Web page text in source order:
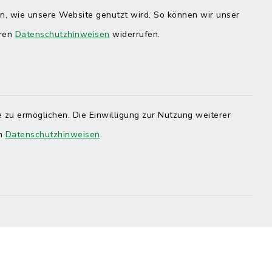
wie unsere Website genutzt wird. So können wir unser
Datenschutzhinweisen widerrufen.
ermöglichen. Die Einwilligung zur Nutzung weiterer
Datenschutzhinweisen.